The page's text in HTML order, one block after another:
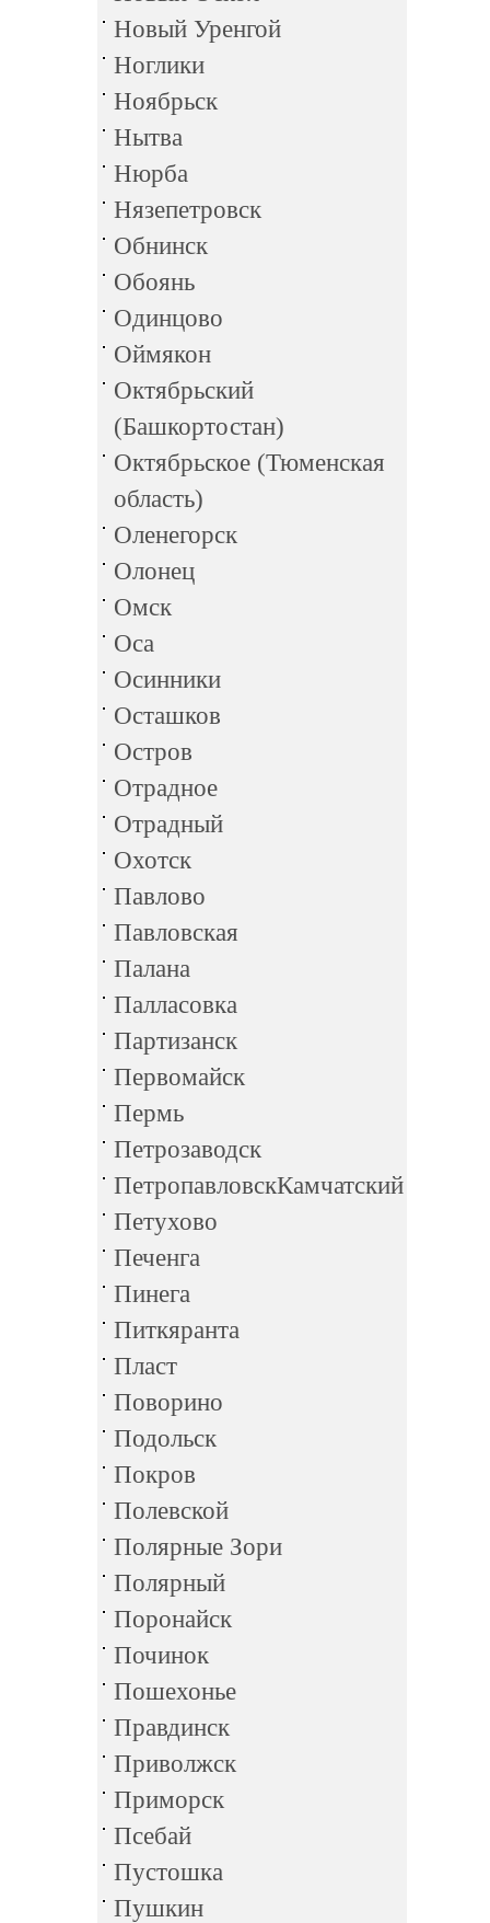
Новый Уренгой
Ноглики
Ноябрьск
Нытва
Нюрба
Нязепетровск
Обнинск
Обоянь
Одинцово
Оймякон
Октябрьский
(Башкортостан)
Октябрьское (Тюменская
область)
Оленегорск
Олонец
Омск
Оса
Осинники
Осташков
Остров
Отрадное
Отрадный
Охотск
Павлово
Павловская
Палана
Палласовка
Партизанск
Первомайск
Пермь
Петрозаводск
ПетропавловскКамчатский
Петухово
Печенга
Пинега
Питкяранта
Пласт
Поворино
Подольск
Покров
Полевской
Полярные Зори
Полярный
Поронайск
Починок
Пошехонье
Правдинск
Приволжск
Приморск
Псебай
Пустошка
Пушкин